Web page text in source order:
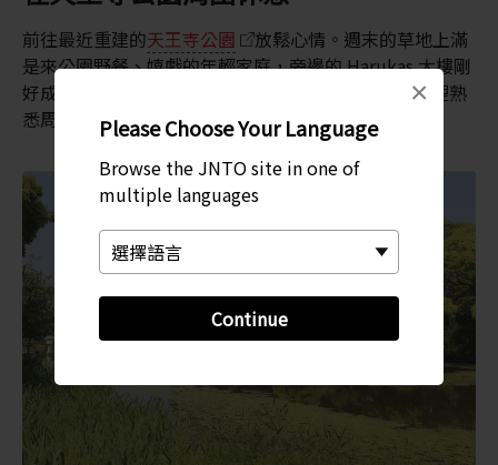
Please Choose Your Language
Browse the JNTO site in one of
multiple languages
Continue
×
前往最近重建的天王寺公園
放鬆心情。週末的草地上滿
是來公園野餐、嬉戲的年輕家庭，旁邊的 Harukas 大樓剛
好成為理想的遮陽物。在繼續探索前，您可以先在這裡熟
悉周遭環境。